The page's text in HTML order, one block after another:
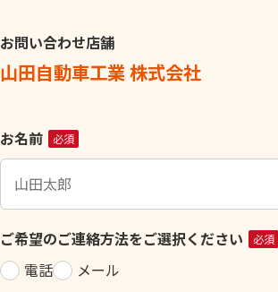
お問い合わせ店舗
山田自動車工業 株式会社
こ
の
ィ
ー
ル
ド
お名前 必須
ご希望のご連絡方法をご選択ください 必須
電話
メール